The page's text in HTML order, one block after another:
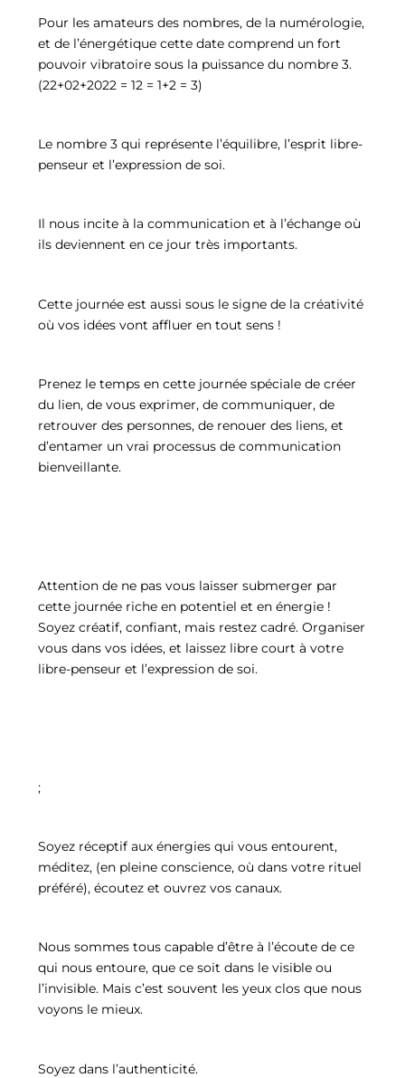
Pour les amateurs des nombres, de la numérologie,
et de l’énergétique cette date comprend un fort
pouvoir vibratoire sous la puissance du nombre 3.
(22+02+2022 = 12 = 1+2 = 3)
Le nombre 3 qui représente l’équilibre, l’esprit libre-
penseur et l’expression de soi.
Il nous incite à la communication et à l’échange où
ils deviennent en ce jour très importants.
Cette journée est aussi sous le signe de la créativité
où vos idées vont affluer en tout sens !
Prenez le temps en cette journée spéciale de créer
du lien, de vous exprimer, de communiquer, de
retrouver des personnes, de renouer des liens, et
d’entamer un vrai processus de communication
bienveillante.
Attention de ne pas vous laisser submerger par
cette journée riche en potentiel et en énergie !
Soyez créatif, confiant, mais restez cadré. Organiser
vous dans vos idées, et laissez libre court à votre
libre-penseur et l’expression de soi.
;
Soyez réceptif aux énergies qui vous entourent,
méditez, (en pleine conscience, où dans votre rituel
préféré), écoutez et ouvrez vos canaux.
Nous sommes tous capable d’être à l’écoute de ce
qui nous entoure, que ce soit dans le visible ou
l’invisible. Mais c’est souvent les yeux clos que nous
voyons le mieux.
Soyez dans l’authenticité.